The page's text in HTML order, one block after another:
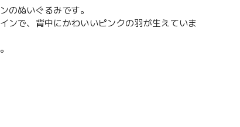
のぬいぐるみです。
ンで、背中にかわいいピンクの羽が生えていま